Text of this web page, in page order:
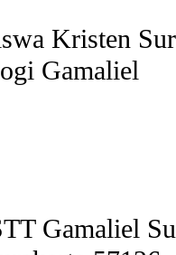
Kristen
Gamaliel
Gamaliel